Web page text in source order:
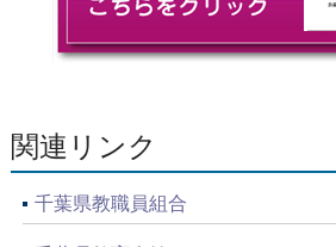
関連リンク
千葉県教職員組合